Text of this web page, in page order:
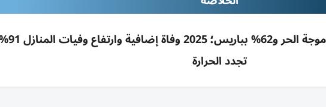
ارتفاع
تجدد الحرارة